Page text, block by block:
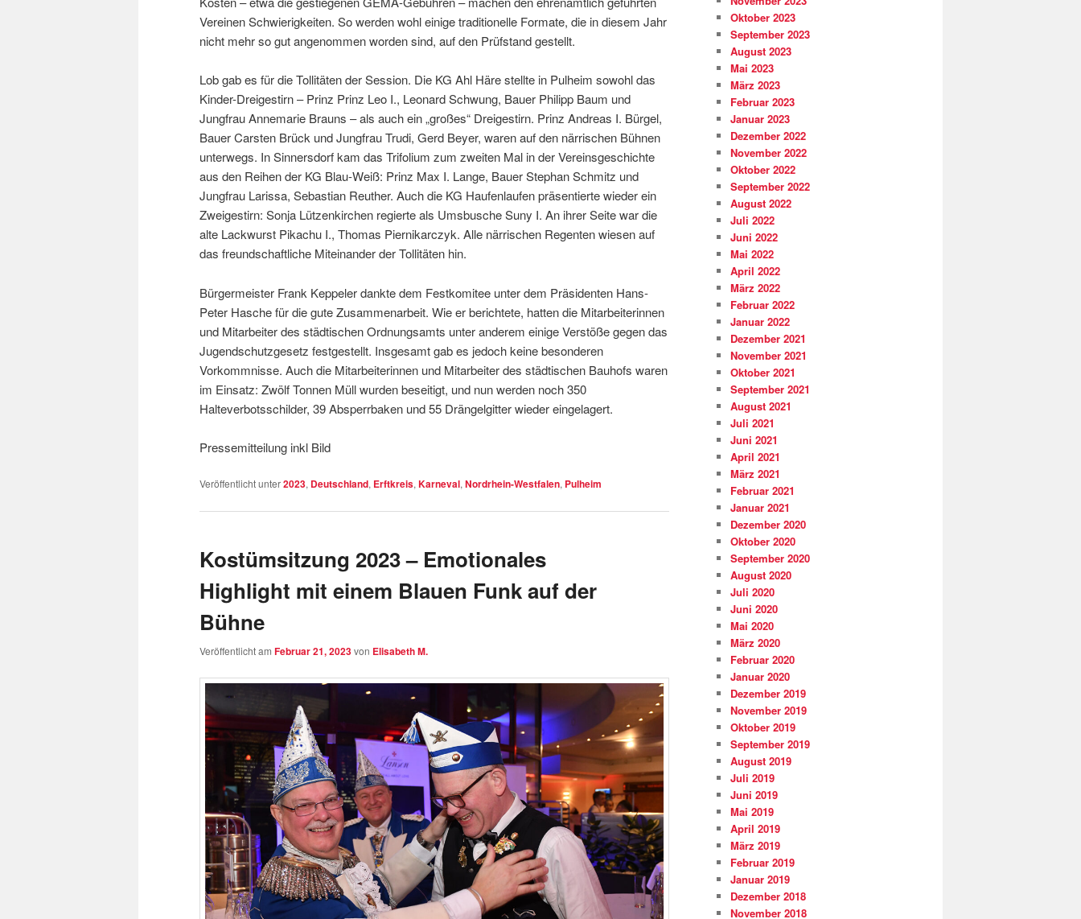
Vereinen Schwierigkeiten. So werden wohl einige traditionelle Formate, die in diesem Jahr
nicht mehr so gut angenommen worden sind, auf den Prüfstand gestellt.
Lob gab es für die Tollitäten der Session. Die KG Ahl Häre stellte in Pulheim sowohl das
Kinder-Dreigestirn – Prinz Prinz Leo I., Leonard Schwung, Bauer Philipp Baum und
Jungfrau Annemarie Brauns – als auch ein „großes“ Dreigestirn. Prinz Andreas I. Bürgel,
Bauer Carsten Brück und Jungfrau Trudi, Gerd Beyer, waren auf den närrischen Bühnen
unterwegs. In Sinnersdorf kam das Trifolium zum zweiten Mal in der Vereinsgeschichte
aus den Reihen der KG Blau-Weiß: Prinz Max I. Lange, Bauer Stephan Schmitz und
Jungfrau Larissa, Sebastian Reuther. Auch die KG Haufenlaufen präsentierte wieder ein
Zweigestirn: Sonja Lützenkirchen regierte als Umsbusche Suny I. An ihrer Seite war die
alte Lackwurst Pikachu I., Thomas Piernikarczyk. Alle närrischen Regenten wiesen auf
das freundschaftliche Miteinander der Tollitäten hin.
Bürgermeister Frank Keppeler dankte dem Festkomitee unter dem Präsidenten Hans-
Peter Hasche für die gute Zusammenarbeit. Wie er berichtete, hatten die Mitarbeiterinnen
und Mitarbeiter des städtischen Ordnungsamts unter anderem einige Verstöße gegen das
Jugendschutzgesetz festgestellt. Insgesamt gab es jedoch keine besonderen
Vorkommnisse. Auch die Mitarbeiterinnen und Mitarbeiter des städtischen Bauhofs waren
im Einsatz: Zwölf Tonnen Müll wurden beseitigt, und nun werden noch 350
Halteverbotsschilder, 39 Absperrbaken und 55 Drängelgitter wieder eingelagert.
Pressemitteilung inkl Bild
Veröffentlicht unter2023, Deutschland, Erftkreis,Karneval,Nordrhein-Westfalen, Pulheim
Kostümsitzung 2023 – Emotionales
Highlight mit einem Blauen Funk auf der
Bühne
Veröffentlicht am Februar 21, 2023von Elisabeth M.
Oktober 2023
September 2023
August 2023
Mai 2023
März 2023
Februar 2023
Januar 2023
Dezember 2022
November 2022
Oktober 2022
September 2022
August 2022
Juli 2022
Juni 2022
Mai 2022
April 2022
März 2022
Februar 2022
Januar 2022
Dezember 2021
November 2021
Oktober 2021
September 2021
August 2021
Juli 2021
Juni 2021
April 2021
März 2021
Februar 2021
Januar 2021
Dezember 2020
Oktober 2020
September 2020
August 2020
Juli 2020
Juni 2020
Mai 2020
März 2020
Februar 2020
Januar 2020
Dezember 2019
November 2019
Oktober 2019
September 2019
August 2019
Juli 2019
Juni 2019
Mai 2019
April 2019
März 2019
Februar 2019
Januar 2019
Dezember 2018
November 2018